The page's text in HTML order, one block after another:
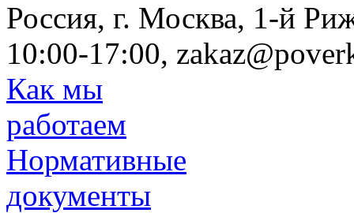
Россия, г. Москва, 1-й
10:00-17:00,
Как мы
работаем
Нормативные
документы